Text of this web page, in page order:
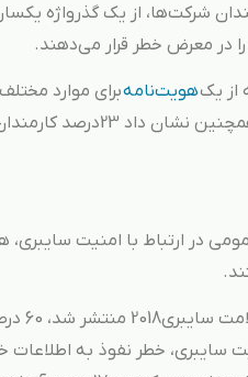
نشان داده است که 25درصد کارمندان شرکت‌ها،
در معرض خطر قرار می‌دهند.
هویت‌نامهبرای موارد
گوشی یا کامپیوتر خود قائل
در ارتباط با امنیت سایبری،